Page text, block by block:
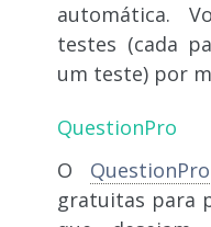
automática.
testes (cada
um teste) por
QuestionPro
O QuestionPro
gratuitas para